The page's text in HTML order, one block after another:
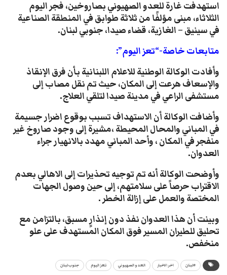
استهدفت غارة للعدو الصهيوني بصاروخين، فجر اليوم
الثلاثاء، مبنى مؤلفًا من ثلاثة طوابق في المنطقة الصناعية
في سينيق – الغازية، قضاء صيدا، جنوبي لبنان.
متابعات خاصة-“تعز اليوم”:
وأفادت الوكالة الوطنية للاعلام اللبنانية بأن فرق الإنقاذ
والإسعاف هرعت إلى المكان، حيث تم نقل مصاب إلى
مستشفى الراعي في مدينة صيدا لتلقي العلاج.
وأضافت الوكالة أن الاستهداف تسبب بوقوع اضرار جسيمة
في المباني والمحال المحيطة ،مشيرة إلى وجود صاروخ غير
منفجر في المكان ، وأحد المباني مهدد بالانهيار جراء
العدوان.
وأوضحت الوكالة أنه تم توجيه تحذيرات إلى الاهالي بعدم
الاقتراب حرصاً على سلامتهم، إلى حين وصول الجهات
المختصة والعمل على إزالة الخطر .
وبينت أن هذا العدوان نفذ دون إنذارٍ مسبق، بالتزامن مع
تحليق للطيران المسير فوق المكان المستهدف على علو
منخفص.
#لبنان اخر الاخبار العدو الصهيوني تعز اليوم جنوب لبنان